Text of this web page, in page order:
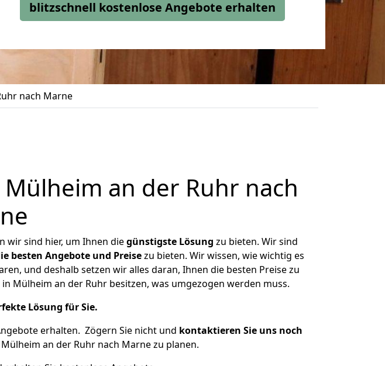
blitzschnell kostenlose Angebote erhalten
nach Marne
an der Ruhr nach
wir sind hier, um Ihnen diegünstigste Lösung zu bieten. Wir sind
besten Angebote und Preisezu bieten. Wir wissen, wie wichtig es
und deshalb setzen wir alles daran, Ihnen die besten Preise zu
Mülheim an der Ruhr besitzen, was umgezogen werden muss.
Lösung für Sie.
erhalten. Zögern Sie nicht und kontaktieren Sie uns noch
an der Ruhr nach Marne zu planen.